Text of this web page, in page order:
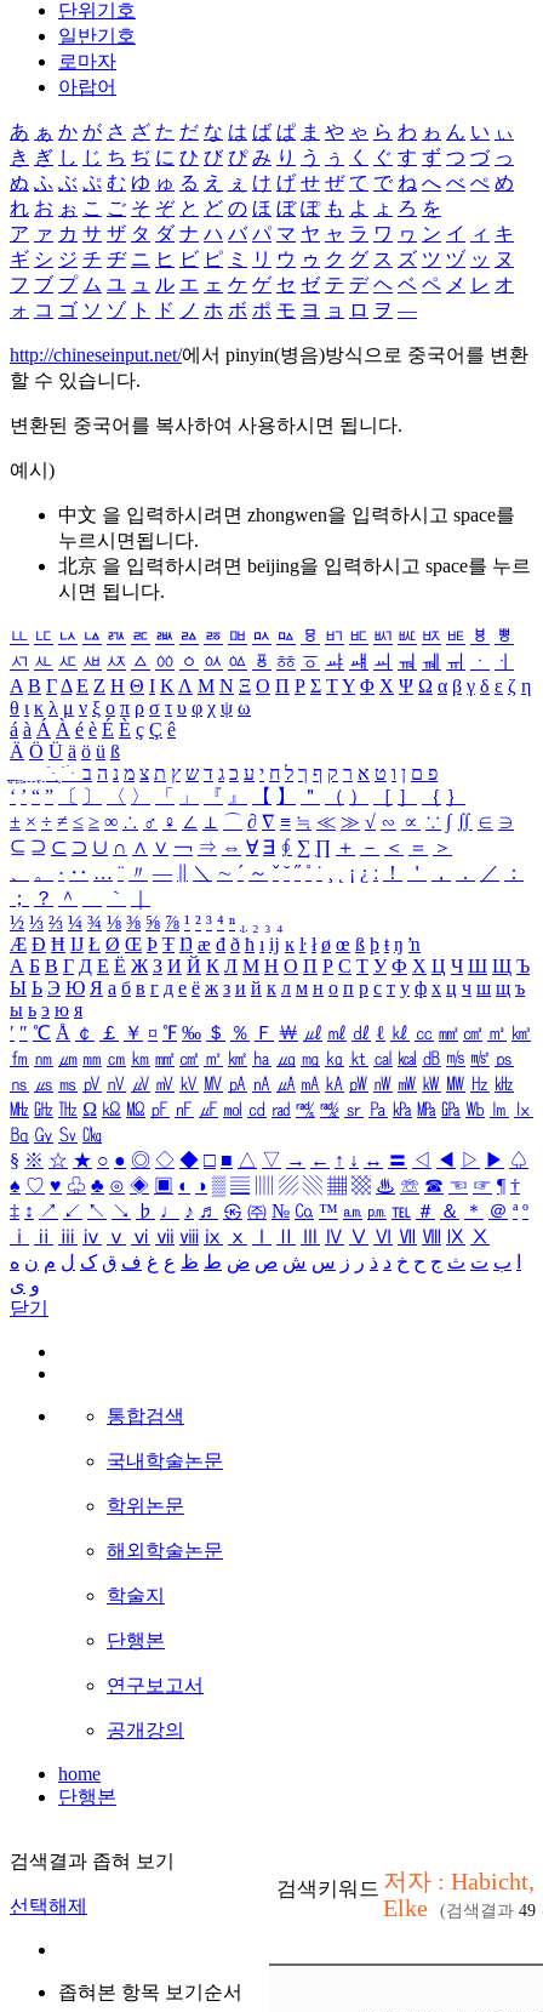
단위기호
일반기호
로마자
아랍어
あ ぁ か が さ ざ た だ な は ば ぱ ま や ゃ ら わ ゎ ん い ぃ
き ぎ し じ ち ぢ に ひ び ぴ み り う ぅ く ぐ す ず つ づ っ
ぬ ふ ぶ ぷ む ゆ ゅ る え ぇ け げ せ ぜ て で ね へ べ ぺ め
れ お ぉ こ ご そ ぞ と ど の ほ ぼ ぽ も よ ょ ろ を
ア ァ カ サ ザ タ ダ ナ ハ バ パ マ ヤ ャ ラ ワ ヮ ン イ ィ キ
ギ シ ジ チ ヂ ニ ヒ ビ ピ ミ リ ウ ゥ ク グ ス ズ ツ ヅ ッ ヌ
フ ブ プ ム ユ ュ ル エ ェ ケ ゲ セ ゼ テ デ ヘ ベ ペ メ レ オ
ォ コ ゴ ソ ゾ ト ド ノ ホ ボ ポ モ ヨ ョ ロ ヲ ―
http://chineseinput.net/에서 pinyin(병음)방식으로 중국어를 변환
할 수 있습니다.
변환된 중국어를 복사하여 사용하시면 됩니다.
예시)
中文 을 입력하시려면 zhongwen을 입력하시고 space를
누르시면됩니다.
北京 을 입력하시려면 beijing을 입력하시고 space를 누르
시면 됩니다.
ㅥ ㅦ ㅧ ㅨ ㅩ ㅪ ㅫ ㅬ ㅭ ㅮ ㅯ ㅰ ㅱ ㅲ ㅳ ㅴ ㅵ ㅶ ㅷ ㅸ
ㅹ
ㅺ ㅻ ㅼ ㅽ ㅾ ㅿ ㆀ ㆁ ㆂ ㆃ ㆄ ㆅ ㆆ ㆇ ㆈ ㆉ ㆊ ㆋ ㆌ ㆍ
ㆎ
Α Β ΓΔ Ε Ζ Η Θ Ι ΚΛ Μ Ν Ξ Ο Π Ρ Σ ΤΥ Φ Χ Ψ Ω α β γ δ ε ζ η
θ ι κ λ μ ν ξ ο π ρ σ τ υ φ χ ψ ω
á à Á À é è É È ç Ç ê
Ä Ö Ü ä ö ü ß
ִֶֹ ֻּ ׁׂ פ ם ן ו ט א ר ק ף ך ל ח י ע כ ג ד ש ץ ת צ מ נ ה ב
‘ ’ “ ” 〔 〕 〈 〉 「 」 『 』 【 】 ＂ （ ） ［ ］ ｛ ｝
± × ÷ ≠ ≤ ≥ ∞ ∴ ♂ ♀ ∠ ⊥ ⌒ ∂ ∇ ≡ ≒ ≪ ≫ √ ∽ ∝ ∵ ∫ ∬ ∈ ∋
⊆ ⊇ ⊂ ⊃ ∪ ∩ ∧ ∨ ￢ ⇒ ⇔ ∀ ∃ ∮ ∑ ∏ ＋ － ＜ ＝
＞
、
。 · ‥ … ¨ 〃 ― ＼ ∼ ´ ～ ˇ ˘ ˝ ˚ ˙ ¸ ¡ ¿ ː ！ ＇ ， ． ／
：
；
？ ＾ ｀
½ ⅓ ⅔ ¼ ¾ ⅛ ⅜ ⅝ ⅞ ¹ ² ³ ⁴ ⁿ ₁ ₂ ₃ ₄
Æ Ð Ħ Ĳ Ł Ø Œ Þ Ŧ Ŋ æ đ ð ħ ı ĳ ĸ ŀ ł ø œ ß þ ŧ ŋ ŉ
А Б В Г Д Е Ё Ж З И Й К Л М Н О П Р С Т У Ф Х Ц Ч Ш Щ Ъ
Ы Ь Э Ю Я а б в г д е ё ж з и й к л м н о п р с т у ф х ц ч ш щ ъ
ы ь э ю я
′ ″ ℃ Å ￠ ￡ ￥ ¤ ℉ ‰ ＄ ％ Ｆ ￦ ㎕ ㎖ ㎗ ℓ ㎘ ㏄ ㎣ ㎤ ㎥ ㎦
㎙ ㎚ ㎛ ㎜ ㎝ ㎞ ㎟ ㎠ ㎡ ㎢ ㏊ ㎍ ㎎ ㎏ ㏏ ㎈ ㎉ ㏈ ㎧ ㎨ ㎰
㎱ ㎲ ㎳ ㎴ ㎵ ㎶ ㎷ ㎸ ㎹ ㎀ ㎁ ㎂ ㎃ ㎄ ㎺ ㎻ ㎽ ㎾ ㎿ ㎐ ㎑
㎒ ㎓ ㎔ Ω ㏀ ㏁ ㎊ ㎋ ㎌ ㏖ ㏅ ㎭ ㎮ ㎯ ㏛ ㎩ ㎪ ㎫ ㎬ ㏝ ㏐
㏓
㏃ ㏉ ㏜ ㏆
§ ※ ☆ ★ ○ ● ◎ ◇ ◆ □ ■ △ ▽ → ← ↑ ↓ ↔ 〓 ◁ ◀ ▷ ▶ ♤
♠ ♡ ♥ ♧ ♣ ⊙ ◈ ▣ ◐ ◑ ▒ ▤ ▨ ▧ ▦ ▩ ♨ ☏ ☎ ☜ ☞ ¶ †
‡ ↕ ↗ ↙ ↖ ↘ ♭ ♩ ♪ ♬ ㉿ ㈜ № ㏇ ™ ㏂ ㏘ ℡ ＃ ＆ ＊ ＠ ª º
ⅰ
ⅱ ⅲ ⅳ ⅴ ⅵ ⅶ ⅷ ⅸ ⅹ Ⅳ Ⅴ Ⅵ Ⅶ Ⅷ Ⅸ Ⅹ
ب ت ث ج ح خ د ذ ر ز س ش ص ض ط ظ ع غ ف ق ک ل م ن ه
و ی
닫기
통합검색
국내학술논문
학위논문
해외학술논문
학술지
단행본
연구보고서
공개강의
home
단행본
검색결과 좁혀 보기
선택해제
좁혀본 항목 보기순서
검색키워드 저자 : Habicht,
Elke
(검색결과 49